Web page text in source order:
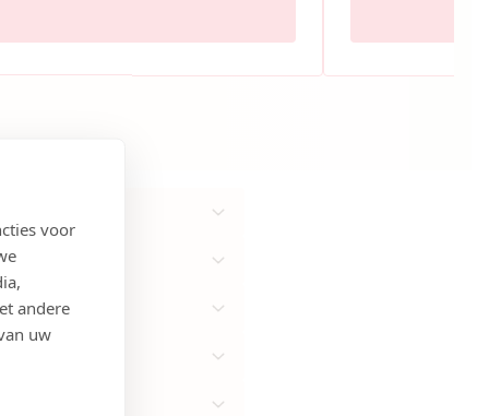
voor
andere
uw